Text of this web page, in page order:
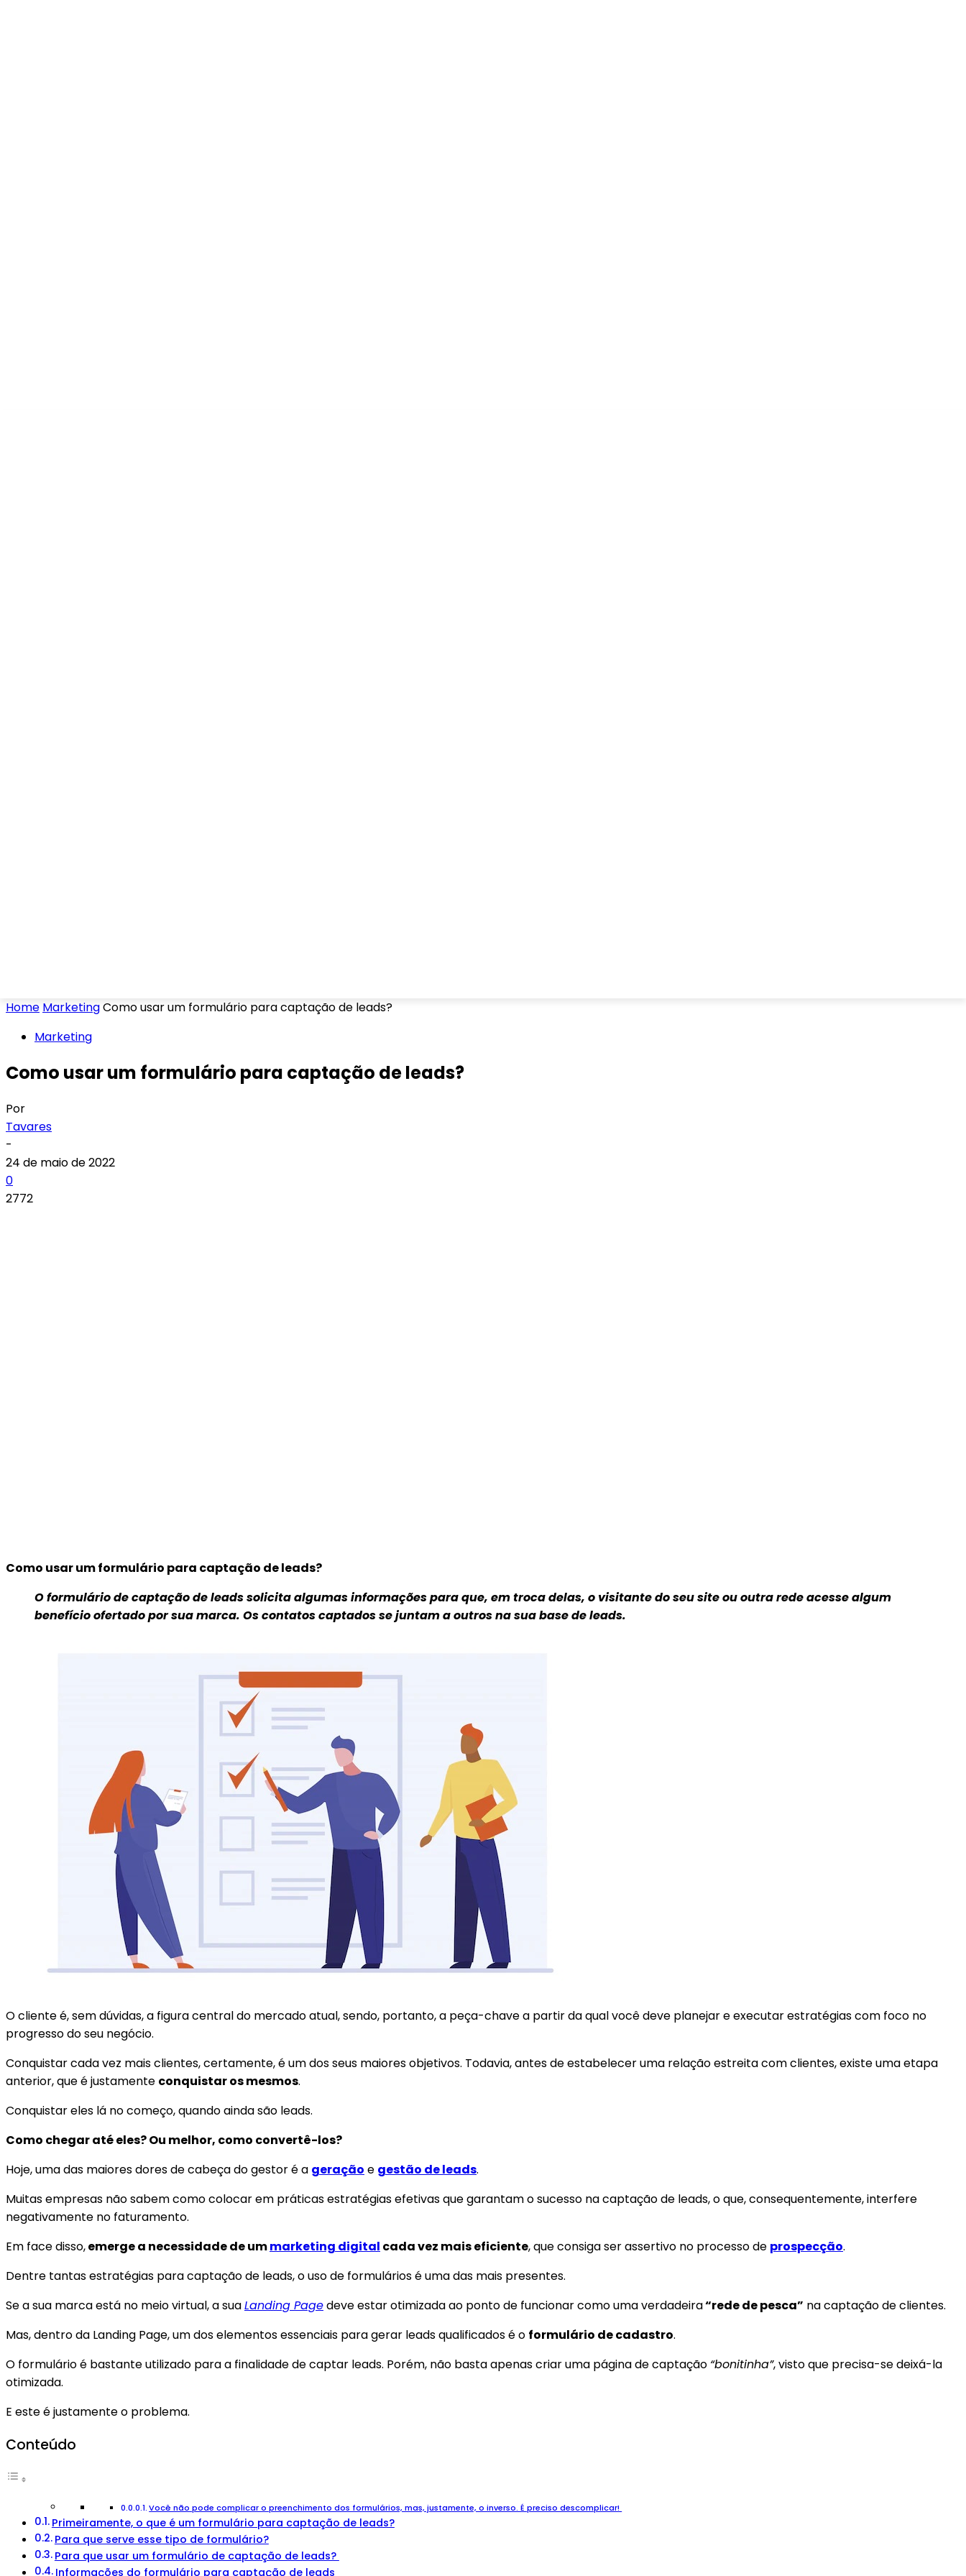
Home MarketingComo usar um formulário para captação de leads?
Marketing
Como usar um formulário para captação de leads?
Por
Tavares
-
24 de maio de 2022
0
2772
Como usar um formulário para captação de leads?
O formulário de captação de leads solicita algumas informações para que, em troca delas, o visitante do seu site ou outra rede acesse algum
benefício ofertado por sua marca. Os contatos captados se juntam a outros na sua base de leads.
O cliente é, sem dúvidas, a figura central do mercado atual, sendo, portanto, a peça-chave a partir da qual você deve planejar e executar estratégias com foco no
progresso do seu negócio.
Conquistar cada vez mais clientes, certamente, é um dos seus maiores objetivos. Todavia, antes de estabelecer uma relação estreita com clientes, existe uma etapa
anterior, que é justamente conquistar os mesmos.
Conquistar eles lá no começo, quando ainda são leads.
Como chegar até eles? Ou melhor, como convertê-los?
Hoje, uma das maiores dores de cabeça do gestor é a geração e gestão de leads.
Muitas empresas não sabem como colocar em práticas estratégias efetivas que garantam o sucesso na captação de leads, o que, consequentemente, interfere
negativamente no faturamento.
Em face disso,emerge a necessidade de ummarketing digital cada vez mais eficiente, que consiga ser assertivo no processo de prospecção.
Dentre tantas estratégias para captação de leads, o uso de formulários é uma das mais presentes.
Se a sua marca está no meio virtual, a suaLanding Pagedeve estar otimizada ao ponto de funcionar como uma verdadeira“rede de pesca” na captação de clientes.
Mas, dentro da Landing Page, um dos elementos essenciais para gerar leads qualificados é o formulário de cadastro.
O formulário é bastante utilizado para a finalidade de captar leads. Porém, não basta apenas criar uma página de captação “bonitinha”, visto que precisa-se deixá-la
otimizada.
E este é justamente o problema.
Conteúdo
Você não pode complicar o preenchimento dos formulários, mas, justamente, o inverso. É preciso descomplicar!
Primeiramente, o que é um formulário para captação de leads?
Para que serve esse tipo de formulário?
Para que usar um formulário de captação de leads?
Informações do formulário para captação de leads